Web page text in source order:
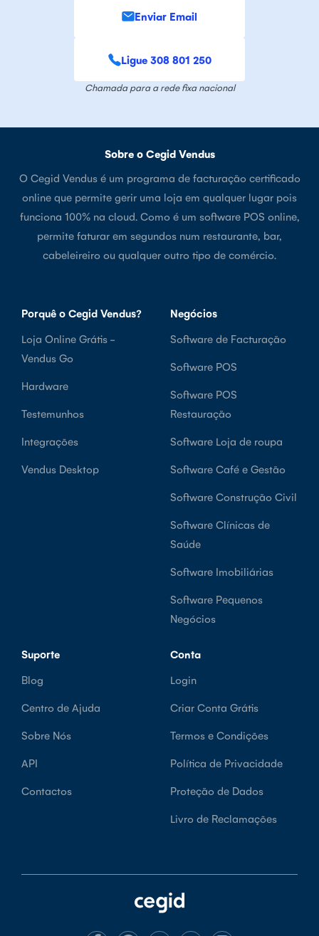
Enviar Email
Ligue 308 801 250
Chamada para a rede fixa nacional
Sobre o Cegid Vendus
O Cegid Vendus é um programa de facturação certificado
online que permite gerir uma loja em qualquer lugar pois
funciona 100% na cloud. Como é um software POS online,
permite faturar em segundos num restaurante, bar,
cabeleireiro ou qualquer outro tipo de comércio.
Porquê o Cegid Vendus?
Loja Online Grátis -
Vendus Go
Hardware
Testemunhos
Integrações
Vendus Desktop
Negócios
Software de Facturação
Software POS
Software POS
Restauração
Software Loja de roupa
Software Café e Gestão
Software Construção Civil
Software Clínicas de
Saúde
Software Imobiliárias
Software Pequenos
Negócios
Suporte
Blog
Centro de Ajuda
Sobre Nós
API
Contactos
Conta
Login
Criar Conta Grátis
Termos e Condições
Política de Privacidade
Proteção de Dados
Livro de Reclamações